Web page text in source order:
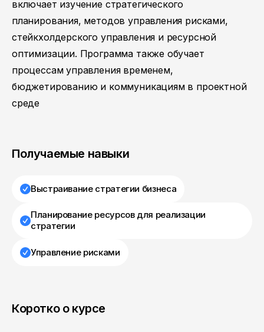
включает изучение стратегического
планирования, методов управления рисками,
стейкхолдерского управления и ресурсной
оптимизации. Программа также обучает
процессам управления временем,
бюджетированию и коммуникациям в проектной
среде
Получаемые навыки
Выстраивание стратегии бизнеса
Планирование ресурсов для реализации
стратегии
Управление рисками
Коротко о курсе